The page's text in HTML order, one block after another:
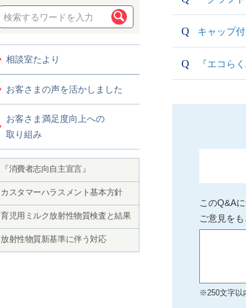
相談室たより
お客さまの声を活かしました
お客さま満足度向上への
取り組み
『消費者志向自主宣言』
カスタマーハラスメント基本方針
育児用ミルク放射性物質検査と結果
放射性物質新基準に伴う対応
キャップ
『エコら
このQ&A
ご意見を
※250文字以